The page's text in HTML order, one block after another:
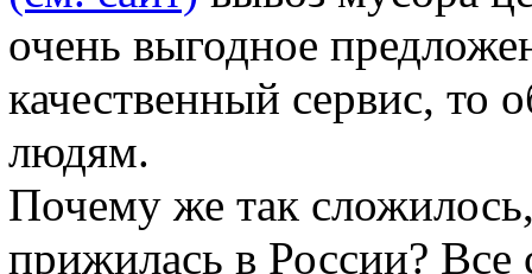
очень выгодное
качественный сервис, то
людям.
Почему же так
прижилась в России? Все